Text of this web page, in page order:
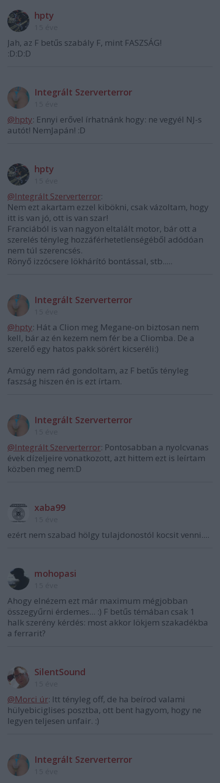
hpty
Jah, az F betűs szabály F, mint FASZSÁG!
:D:D:D
Integrált Szerverterror
@hpty: Ennyi erővel írhatnánk hogy: ne vegyél NJ-s
autót! NemJapán! :D
hpty
@Integrált Szerverterror:
Nem ezt akartam ezzel kibökni, csak vázoltam, hogy
itt is van jó, ott is van szar!
Franciából is van nagyon eltalált motor, bár ott a
szerelés tényleg hozzáférhetetlenségéből adódóan
nem túl szerencsés.
Rönyő izzócsere lökhárító bontással, stb.....
Integrált Szerverterror
@hpty: Hát a Clion meg Megane-on biztosan nem
kell, bár az én kezem nem fér be a Cliomba. De a
szerelő egy hatos pakk sörért kicseréli:)
Amúgy nem rád gondoltam, az F betűs tényleg
faszság hiszen én is ezt írtam.
Integrált Szerverterror
@Integrált Szerverterror: Pontosabban a nyolcvanas
évek dízeljeire vonatkozott, azt hittem ezt is leírtam
közben meg nem:D
xaba99
ezért nem szabad hölgy tulajdonostól kocsit venni....
mohopasi
Ahogy elnézem ezt már maximum mégjobban
összegyűrni érdemes... :) F betűs témában csak 1
halk szerény kérdés: most akkor lökjem szakadékba
a ferrarit?
SilentSound
@Morci úr: Itt tényleg off, de ha beírod valami
hülyebiciglises posztba, ott bent hagyom, hogy ne
legyen teljesen unfair. :)
Integrált Szerverterror